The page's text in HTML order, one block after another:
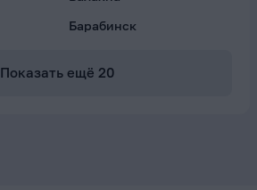
Барабинск
Показать ещё 20